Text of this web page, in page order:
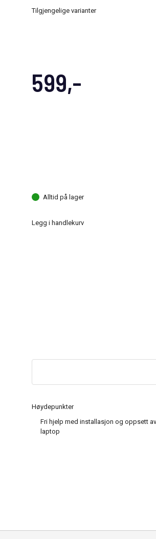
Høydepunkter
Fri hjelp med installasjon og oppsett
laptop
599,-
Tilgjengelige varianter
Alltid på lager
Legg i handlekurv